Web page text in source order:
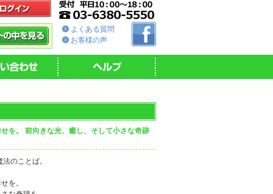
よくある質問
お客様の声
を。 前向きな光、癒し、そして小さな奇跡
のことば。
を。